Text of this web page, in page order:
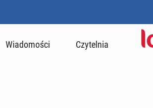
Wiadomości Czytelnia